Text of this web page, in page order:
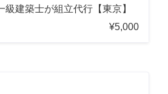
級建築士が組立代行【東京】
¥5,000